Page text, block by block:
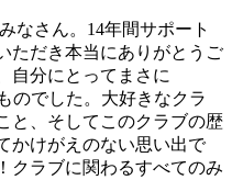
なさん。14年間サポート
ただき本当にありがとうご
自分にとってまさに
のでした。大好きなクラ
と、そしてこのクラブの歴
かけがえのない思い出で
クラブに関わるすべてのみ